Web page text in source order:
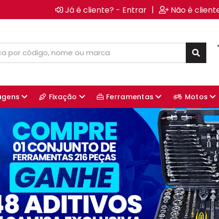
Já é cliente? - Entrar | Não é
Fixação Ferramentas Motos